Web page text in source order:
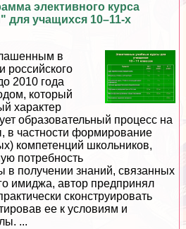
элективного курса
учащихся 10–11-х
в
российского
2010 года
который
хаpaктер
образовательный процесс на
в частности формирование
компетенций школьников,
потребность
в получении знаний, связанных
имиджа, автор предпринял
сконструировать
ее к условиям и
...